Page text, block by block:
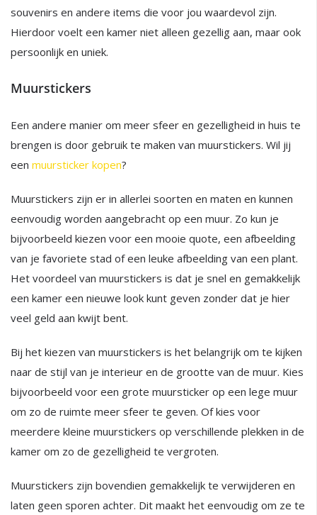
souvenirs en andere items die voor jou waardevol zijn.
Hierdoor voelt een kamer niet alleen gezellig aan, maar ook
persoonlijk en uniek.
Muurstickers
Een andere manier om meer sfeer en gezelligheid in huis te
brengen is door gebruik te maken van muurstickers. Wil jij
een muursticker kopen?
Muurstickers zijn er in allerlei soorten en maten en kunnen
eenvoudig worden aangebracht op een muur. Zo kun je
bijvoorbeeld kiezen voor een mooie quote, een afbeelding
van je favoriete stad of een leuke afbeelding van een plant.
Het voordeel van muurstickers is dat je snel en gemakkelijk
een kamer een nieuwe look kunt geven zonder dat je hier
veel geld aan kwijt bent.
Bij het kiezen van muurstickers is het belangrijk om te kijken
naar de stijl van je interieur en de grootte van de muur. Kies
bijvoorbeeld voor een grote muursticker op een lege muur
om zo de ruimte meer sfeer te geven. Of kies voor
meerdere kleine muurstickers op verschillende plekken in de
kamer om zo de gezelligheid te vergroten.
Muurstickers zijn bovendien gemakkelijk te verwijderen en
laten geen sporen achter. Dit maakt het eenvoudig om ze te